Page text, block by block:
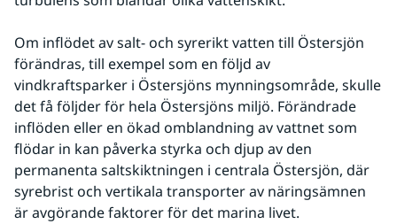
Om inflödet av salt- och syrerikt vatten till Östersjön
förändras, till exempel som en följd av
vindkraftsparker i Östersjöns mynningsområde, skulle
det få följder för hela Östersjöns miljö. Förändrade
inflöden eller en ökad omblandning av vattnet som
flödar in kan påverka styrka och djup av den
permanenta saltskiktningen i centrala Östersjön, där
syrebrist och vertikala transporter av näringsämnen
är avgörande faktorer för det marina livet.